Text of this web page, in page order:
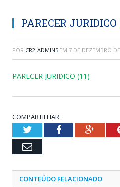
PARECER JURIDICO
POR CR2-ADMIN5 EM 7 DE DEZEMBRO
PARECER JURIDICO (11)
COMPARTILHAR:
TwitterFacebook
Email
CONTEÚDO RELACIONADO